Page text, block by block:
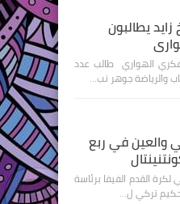
يطالبون
فكري الهواري طالب عدد
والرياضة جوهر نب…
والعين في ربع
لكرة القدم الفيفا برئاسة
تركي ل…